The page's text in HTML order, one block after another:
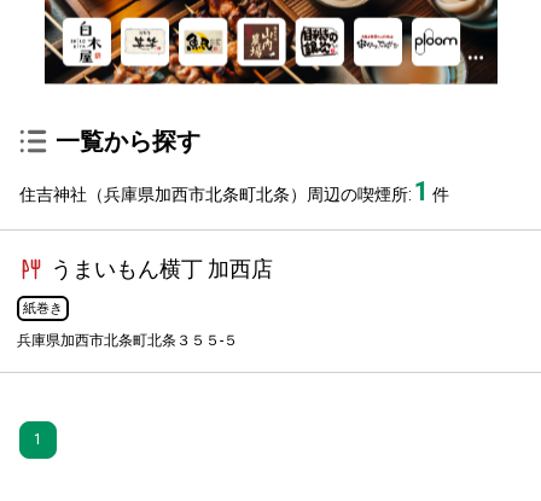
一覧から探す
住吉神社（兵庫県加西市北条町北条）周辺の喫煙所: 1 件
うまいもん横丁 加西店
紙巻き
兵庫県加西市北条町北条３５５-５
1